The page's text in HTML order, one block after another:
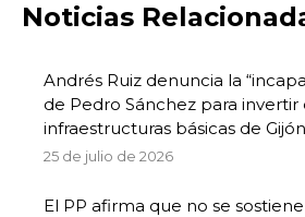
Noticias
Andrés Ruiz denuncia la
de Pedro Sánchez para invertir
infraestructuras básicas de
25 de julio de 2026
El PP afirma que no se